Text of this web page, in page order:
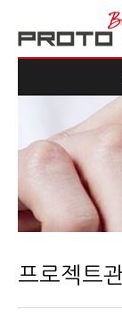
프로젝트